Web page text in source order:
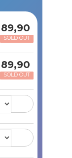
89,90
SOLD OUT
89,90
SOLD OUT